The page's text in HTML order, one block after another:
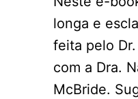
longa e
feita pelo
com a Dra.
McBride.